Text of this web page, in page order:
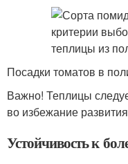
Посадки томатов в
Важно! Теплицы
во избежание
Устойчивость к